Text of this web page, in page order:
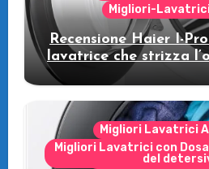
Migliori-
Recensione Haier I-
lavatrice che strizza
Migliori Lavatrici
Migliori Lavatrici con
del